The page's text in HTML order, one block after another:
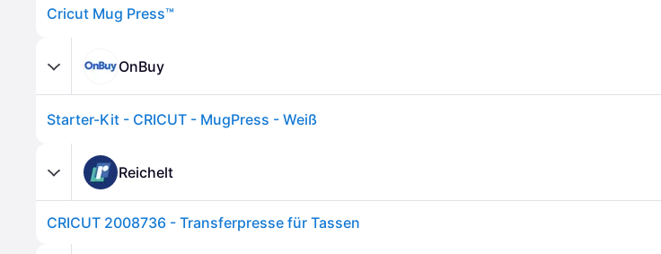
Cricut Mug Press™
OnBuy
Starter-Kit - CRICUT - MugPress - Weiß
Reichelt
CRICUT 2008736 - Transferpresse für Tassen